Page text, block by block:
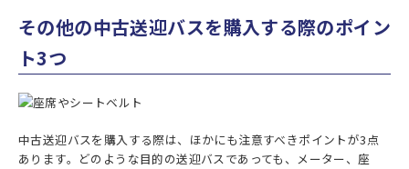
その他の中古送迎バスを購入する際のポイン
ト3つ
中古送迎バスを購入する際は、ほかにも注意すべきポイントが3点
あります。どのような目的の送迎バスであっても、メーター、座